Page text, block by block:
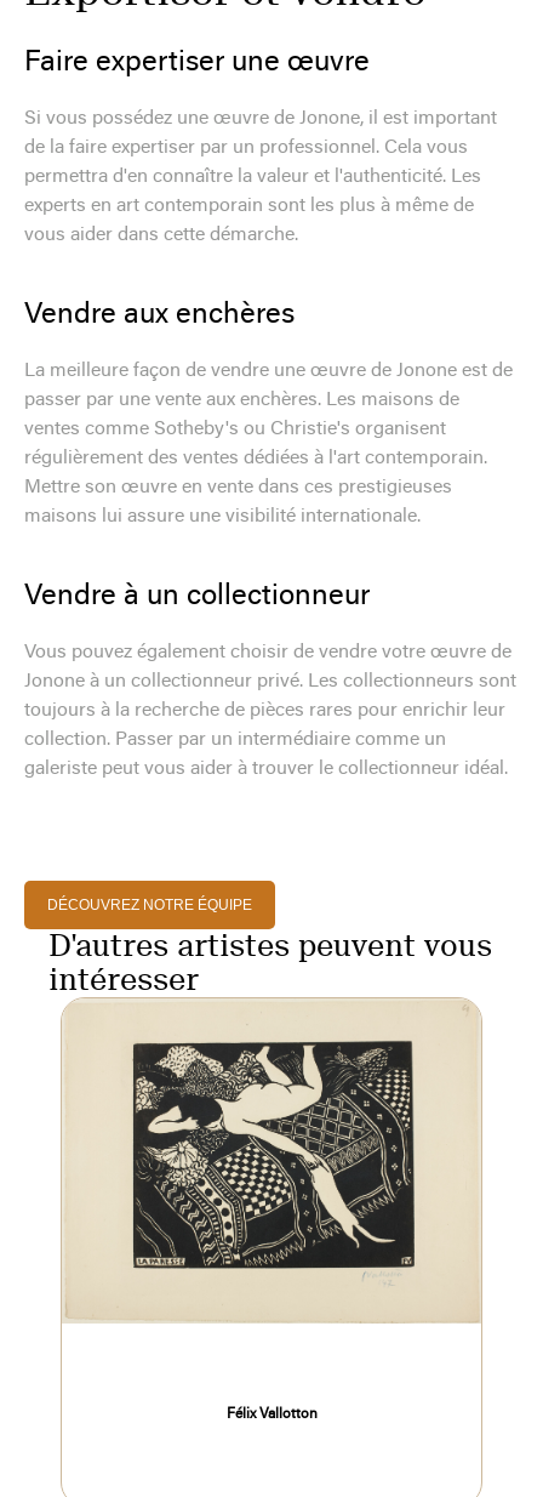
Faire expertiser une œuvre
Si vous possédez une œuvre de Jonone, il est important
de la faire expertiser par un professionnel. Cela vous
permettra d'en connaître la valeur et l'authenticité. Les
experts en art contemporain sont les plus à même de
vous aider dans cette démarche.
Vendre aux enchères
La meilleure façon de vendre une œuvre de Jonone est de
passer par une vente aux enchères. Les maisons de
ventes comme Sotheby's ou Christie's organisent
régulièrement des ventes dédiées à l'art contemporain.
Mettre son œuvre en vente dans ces prestigieuses
maisons lui assure une visibilité internationale.
Vendre à un collectionneur
Vous pouvez également choisir de vendre votre œuvre de
Jonone à un collectionneur privé. Les collectionneurs sont
toujours à la recherche de pièces rares pour enrichir leur
collection. Passer par un intermédiaire comme un
galeriste peut vous aider à trouver le collectionneur idéal.
DÉCOUVREZ NOTRE ÉQUIPE
D'autres artistes peuvent vous
intéresser
Félix Vallotton